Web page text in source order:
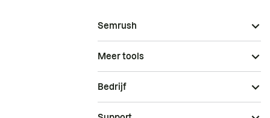
Semrush
Meer tools
Bedrijf